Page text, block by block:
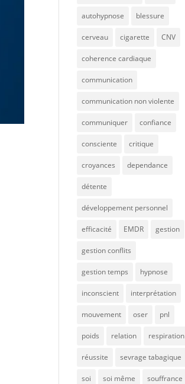
autohypnose blessure
cerveau cigarette CNV
coherence cardiaque
communication
communication non violente
communiquer confiance
consciente critique
croyances dependance
détente
développement personnel
efficacité EMDR gestion
gestion conflits
gestion temps hypnose
inconscient interprétation
mouvement oser pnl
poids relation respiration
réussite sevrage tabagique
soi soi même souffrance